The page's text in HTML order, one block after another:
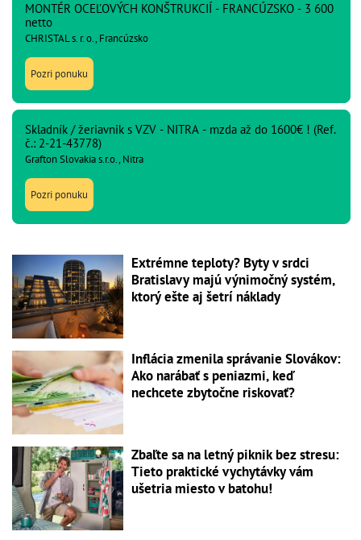
MONTÉR OCEĽOVÝCH KONŠTRUKCIÍ - FRANCÚZSKO - 3 600
netto
CHRISTAL s. r. o., Francúzsko
Pozri ponuku
Skladník / žeriavnik s VZV - NITRA - mzda až do 1600€ ! (Ref.
č.: 2-21-43778)
Grafton Slovakia s.r.o., Nitra
Pozri ponuku
Extrémne teploty? Byty v srdci
Bratislavy majú výnimočný systém,
ktorý ešte aj šetrí náklady
Inflácia zmenila správanie Slovákov:
Ako narábať s peniazmi, keď
nechcete zbytočne riskovať?
Zbaľte sa na letný piknik bez stresu:
Tieto praktické vychytávky vám
ušetria miesto v batohu!